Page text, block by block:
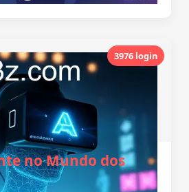
3976 login
no Mundo dos